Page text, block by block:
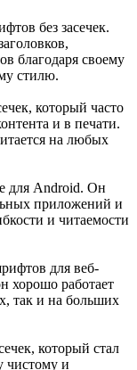
без засечек.
благодаря своему
стилю.
который часто
и в печати.
на любых
для Android. Он
приложений и
и читаемости
для веб-
хорошо работает
так и на больших
который стал
чистому и